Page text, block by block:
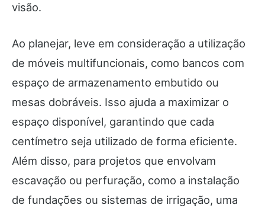
visão.
Ao planejar, leve em consideração a utilização
de móveis multifuncionais, como bancos com
espaço de armazenamento embutido ou
mesas dobráveis. Isso ajuda a maximizar o
espaço disponível, garantindo que cada
centímetro seja utilizado de forma eficiente.
Além disso, para projetos que envolvam
escavação ou perfuração, como a instalação
de fundações ou sistemas de irrigação, uma